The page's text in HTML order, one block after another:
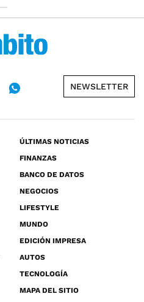
NEWSLETTER
ÚLTIMAS NOTICIAS
FINANZAS
BANCO DE DATOS
NEGOCIOS
LIFESTYLE
MUNDO
EDICIÓN IMPRESA
AUTOS
TECNOLOGÍA
MAPA DEL SITIO